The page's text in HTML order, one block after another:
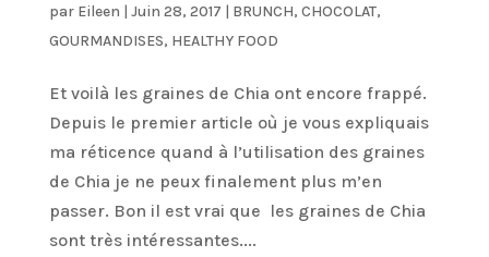
par Eileen | Juin 28, 2017 | BRUNCH, CHOCOLAT,
GOURMANDISES, HEALTHY FOOD
Et voilà les graines de Chia ont encore frappé.
Depuis le premier article où je vous expliquais
ma réticence quand à l’utilisation des graines
de Chia je ne peux finalement plus m’en
passer. Bon il est vrai que les graines de Chia
sont très intéressantes....